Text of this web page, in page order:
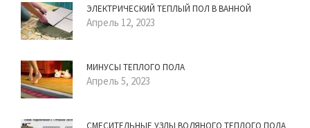
ЭЛЕКТРИЧЕСКИЙ ТЕПЛЫЙ ПОЛ В ВАННОЙ
Апрель 12, 2023
МИНУСЫ ТЕПЛОГО ПОЛА
Апрель 5, 2023
СМЕСИТЕЛЬНЫЕ УЗЛЫ ВОДЯНОГО ТЕПЛОГО ПОЛА